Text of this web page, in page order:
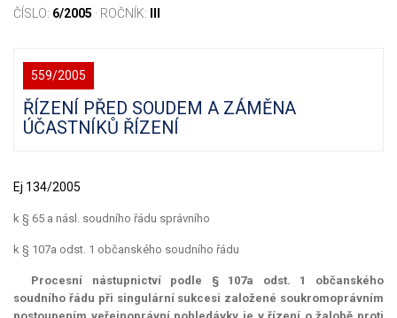
ČÍSLO: 6/2005 · ROČNÍK:
559/2005
ŘÍZENÍ PŘED SOUDEM A ZÁMĚNA
ÚČASTNÍKŮ ŘÍZENÍ
Ej 134/2005
k § 65 a násl. soudního řádu správního
k § 107a odst. 1 občanského soudního řádu
Procesní nástupnictví podle § 107a odst. 1 občanského
soudního řádu při singulární sukcesi založené soukromoprávním